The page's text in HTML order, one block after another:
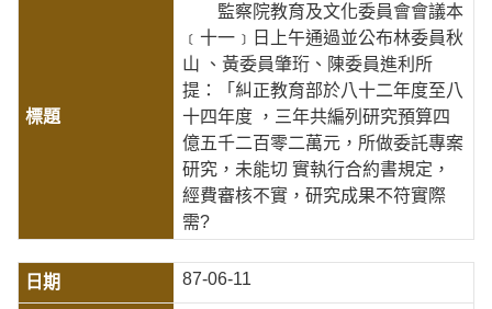
監察院教育及文化委員會會議本
﹝十一﹞日上午通過並公布林委員秋
山 、黃委員肇珩、陳委員進利所
提：「糾正教育部於八十二年度至八
十四年度 ，三年共編列研究預算四
億五千二百零二萬元，所做委託專案
研究，未能切 實執行合約書規定，
經費審核不實，研究成果不符實際
需?
87-06-11